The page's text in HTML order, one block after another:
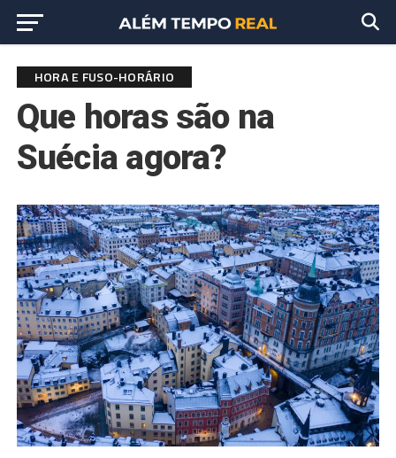
HORA E FUSO-HORÁRIO
Que horas são na
Suécia agora?